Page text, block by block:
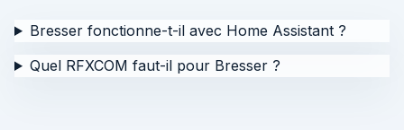
Bresser fonctionne-t-il avec Home Assistant ?
Quel RFXCOM faut-il pour Bresser ?